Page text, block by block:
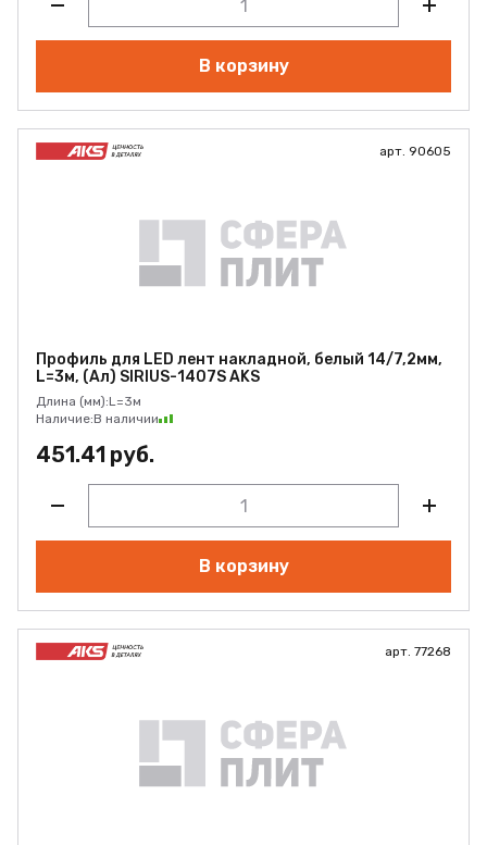
В корзину
арт. 90605
Профиль для LED лент накладной, белый 14/7,2мм,
L=3м, (Ал) SIRIUS-1407S AKS
Длина (мм):L=3м
Наличие:В наличии
451.41 руб.
В корзину
арт. 77268